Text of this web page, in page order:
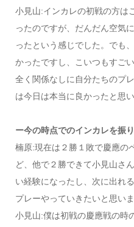
小見山:インカレの初戦の方は
ったのですが、だんだん空気
ったという感じでした。でも
かったですし、こいつもすご
全く関係なしに自分たちのプ
は今日は本当に良かったと思い
ー今の時点でのインカレを振
楠原:現在は２勝１敗で慶應の
ど、他で２勝できて小見山さ
い経験になったし、次に出れ
プレーやっていきたいと思いま
小見山:僕は初戦の慶應戦の時